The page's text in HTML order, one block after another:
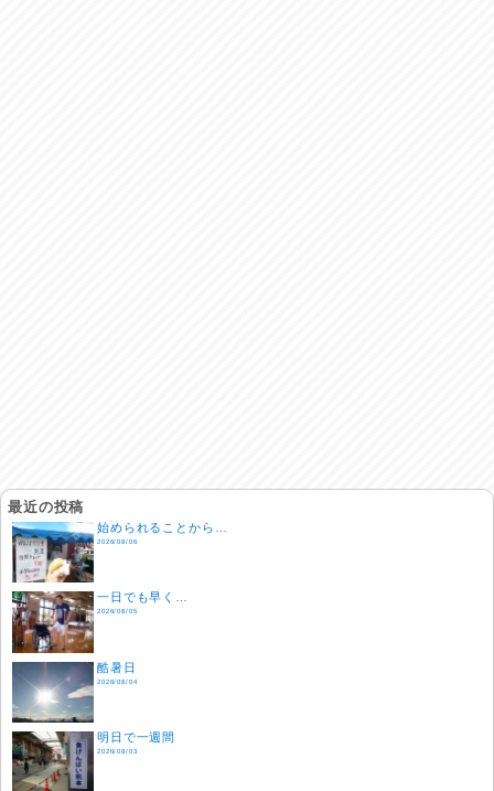
最近の投稿
始められることから…
2026/08/06
一日でも早く…
2026/08/05
酷暑日
2026/08/04
明日で一週間
2026/08/03